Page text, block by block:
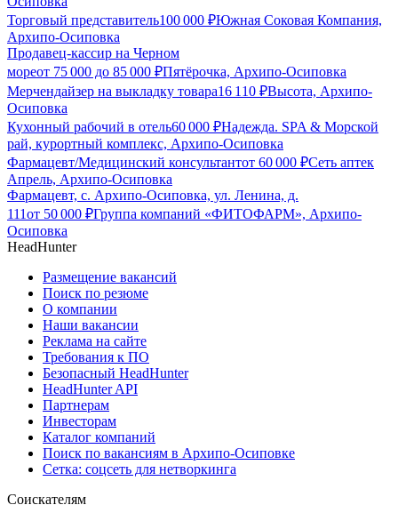
Торговый представитель100 000 ₽Южная Соковая Компания,
Архипо-Осиповка
Продавец-кассир на Черном
мореот 75 000 до 85 000 ₽Пятёрочка, Архипо-Осиповка
Мерчендайзер на выкладку товара16 110 ₽Высота, Архипо-
Осиповка
Кухонный рабочий в отель60 000 ₽Надежда. SPA & Морской
рай, курортный комплекс, Архипо-Осиповка
Фармацевт/Медицинский консультантот 60 000 ₽Сеть аптек
Апрель, Архипо-Осиповка
Фармацевт, с. Архипо-Осиповка, ул. Ленина, д.
111от 50 000 ₽Группа компаний «ФИТОФАРМ», Архипо-
Осиповка
HeadHunter
Размещение вакансий
Поиск по резюме
О компании
Наши вакансии
Реклама на сайте
Требования к ПО
Безопасный HeadHunter
HeadHunter API
Партнерам
Инвесторам
Каталог компаний
Поиск по вакансиям в Архипо-Осиповке
Сетка: соцсеть для нетворкинга
Соискателям